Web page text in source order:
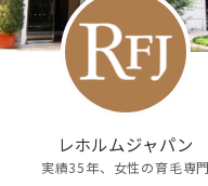
レホルムジャパン
実績35年、女性の育毛専門